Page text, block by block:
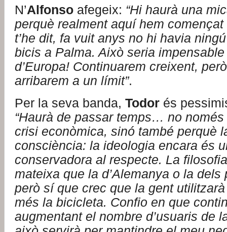
N’Alfonso afegeix: “Hi haurà una
perquè realment aquí hem
t’he dit, fa vuit anys no hi havia
bicis a Palma. Això seria
d’Europa! Continuarem creixent,
arribarem a un límit”.
Per la seva banda, Todor és
“Haurà de passar temps… no
crisi econòmica, sinó també perquè
consciència: la ideologia encara és
conservadora al respecte. La
mateixa que la d’Alemanya o la
però sí que crec que la gent
més la bicicleta. Confio en que
augmentant el nombre d’usuaris de